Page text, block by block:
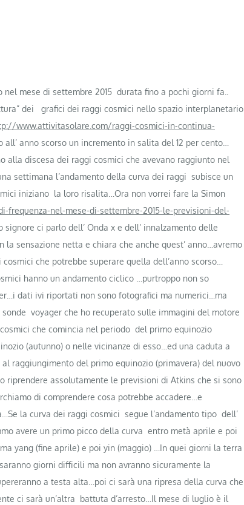
mese di settembre 2015 durata fino a pochi giorni fa..
dei grafici dei raggi cosmici nello spazio interplanetario
www.attivitasolare.com/raggi-cosmici-in-continua-
anno scorso un incremento in salita del 12 per cento…
alla discesa dei raggi cosmici che avevano raggiunto nel
settimana l’andamento della curva dei raggi subisce un
iniziano la loro risalita…Ora non vorrei fare la Simon
nel-mese-di-settembre-2015-le-previsioni-del-
ci parlo dell’ Onda x e dell’ innalzamento delle
sensazione netta e chiara che anche quest’ anno…avremo
che potrebbe superare quella dell’anno scorso…
hanno un andamento ciclico …purtroppo non so
dati ivi riportati non sono fotografici ma numerici…ma
voyager che ho recuperato sulle immagini del motore
che comincia nel periodo del primo equinozio
(autunno) o nelle vicinanze di esso…ed una caduta a
raggiungimento del primo equinozio (primavera) del nuovo
riprendere assolutamente le previsioni di Atkins che si sono
di comprendere cosa potrebbe accadere…e
la curva dei raggi cosmici segue l’andamento tipo dell’
avere un primo picco della curva entro metà aprile e poi
yang (fine aprile) e poi yin (maggio) …In quei giorni la terra
giorni difficili ma non avranno sicuramente la
a testa alta…poi ci sarà una ripresa della curva che
ci sarà un’altra battuta d’arresto…Il mese di luglio è il